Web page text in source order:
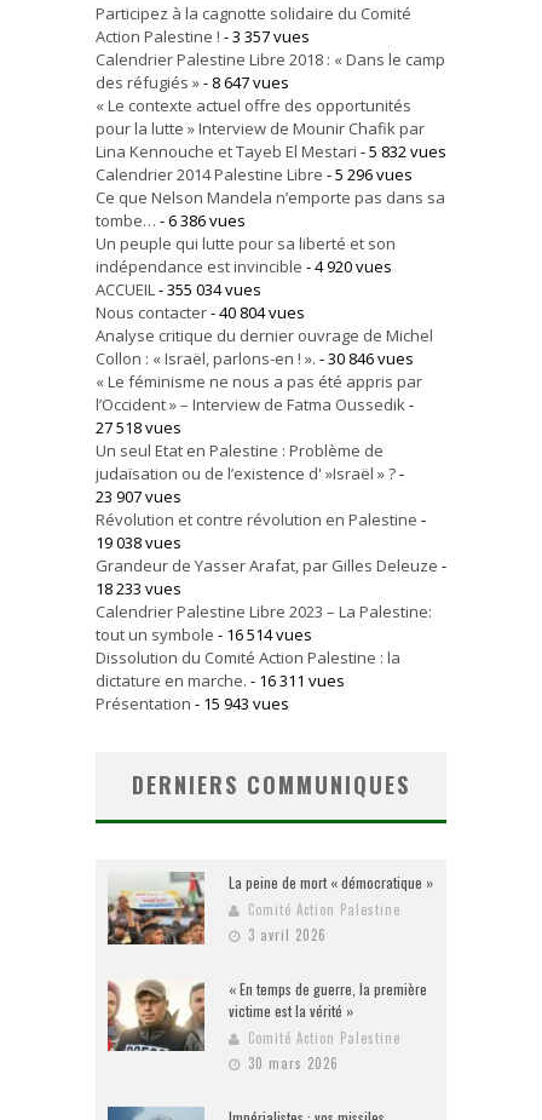
Participez à la cagnotte solidaire du Comité
Action Palestine ! - 3 357 vues
Calendrier Palestine Libre 2018 : « Dans le camp
des réfugiés »- 8 647 vues
« Le contexte actuel offre des opportunités
pour la lutte » Interview de Mounir Chafik par
Lina Kennouche et Tayeb El Mestari - 5 832 vues
Calendrier 2014 Palestine Libre - 5 296 vues
Ce que Nelson Mandela n’emporte pas dans sa
tombe… - 6 386 vues
Un peuple qui lutte pour sa liberté et son
indépendance est invincible - 4 920 vues
ACCUEIL - 355 034 vues
Nous contacter- 40 804 vues
Analyse critique du dernier ouvrage de Michel
Collon : « Israël, parlons-en ! ». - 30 846 vues
« Le féminisme ne nous a pas été appris par
l’Occident » – Interview de Fatma Oussedik -
27 518 vues
Un seul Etat en Palestine : Problème de
judaïsation ou de l’existence d' »Israël » ?-
23 907 vues
Révolution et contre révolution en Palestine -
19 038 vues
Grandeur de Yasser Arafat, par Gilles Deleuze -
18 233 vues
Calendrier Palestine Libre 2023 – La Palestine:
tout un symbole - 16 514 vues
Dissolution du Comité Action Palestine : la
dictature en marche. - 16 311 vues
Présentation - 15 943 vues
DERNIERS COMMUNIQUES
La peine de mort « démocratique »
Comité Action Palestine
3 avril 2026
« En temps de guerre, la première
victime est la vérité »
Comité Action Palestine
30 mars 2026